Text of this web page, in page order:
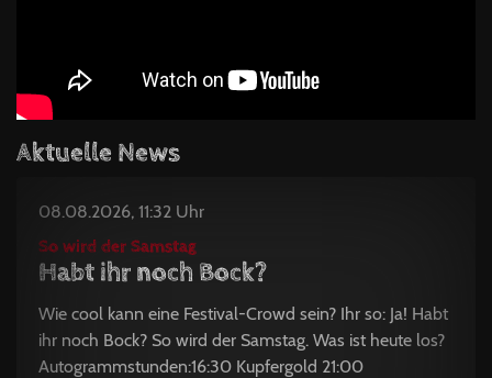
Aktuelle News
08.08.2026, 11:32 Uhr
So wird der Samstag
Habt ihr noch Bock?
Wie cool kann eine Festival-Crowd sein? Ihr so: Ja! Habt
ihr noch Bock? So wird der Samstag. Was ist heute los?
Autogrammstunden:16:30 Kupfergold 21:00